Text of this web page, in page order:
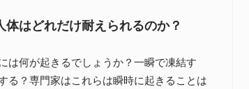
はどれだけ耐えられるのか？
は何が起きるでしょうか？一瞬で凍結す
る？専門家はこれらは瞬時に起きることは